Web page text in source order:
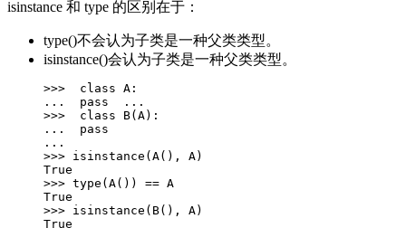
isinstance 和 type 的区别在于：
type()不会认为子类是一种父类类型。
isinstance()会认为子类是一种父类类型。
>>>  class A:
...  pass  ...
>>>  class B(A):
...  pass
...
>>> isinstance(A(), A)
True
>>> type(A()) == A
True
>>> isinstance(B(), A)
True